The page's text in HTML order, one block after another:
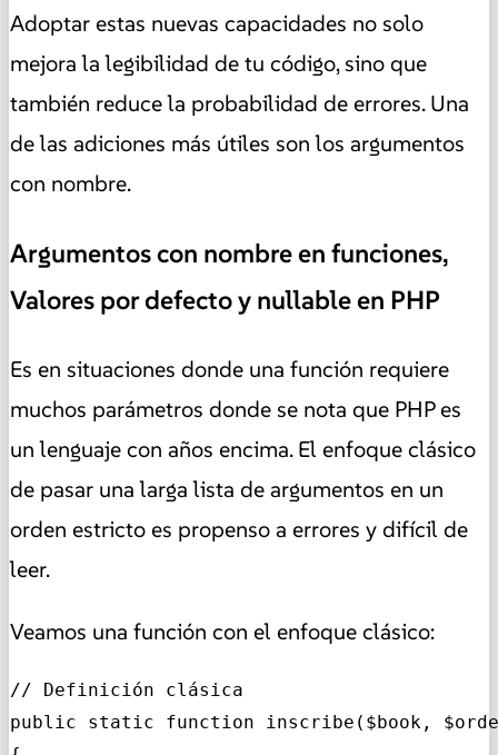
Adoptar estas nuevas capacidades no solo
mejora la legibilidad de tu código, sino que
también reduce la probabilidad de errores. Una
de las adiciones más útiles son los argumentos
con nombre.
Argumentos con nombre en funciones,
Valores por defecto y nullable en PHP
Es en situaciones donde una función requiere
muchos parámetros donde se nota que PHP es
un lenguaje con años encima. El enfoque clásico
de pasar una larga lista de argumentos en un
orden estricto es propenso a errores y difícil de
leer.
Veamos una función con el enfoque clásico:
// Definición clásica
public static function inscribe($book,